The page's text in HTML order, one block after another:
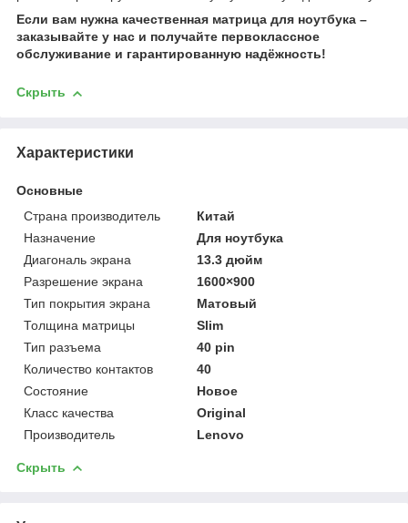
Если вам нужна качественная матрица для ноутбука –
заказывайте у нас и получайте первоклассное
обслуживание и гарантированную надёжность!
Скрыть
Характеристики
Основные
Страна производитель
Китай
Назначение
Для ноутбука
Диагональ экрана
13.3 дюйм
Разрешение экрана
1600×900
Тип покрытия экрана
Матовый
Толщина матрицы
Slim
Тип разъема
40 pin
Количество контактов
40
Состояние
Новое
Класс качества
Original
Производитель
Lenovo
Скрыть